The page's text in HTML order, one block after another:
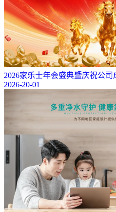
2026家乐士年会盛典暨庆祝公
2026-20-01